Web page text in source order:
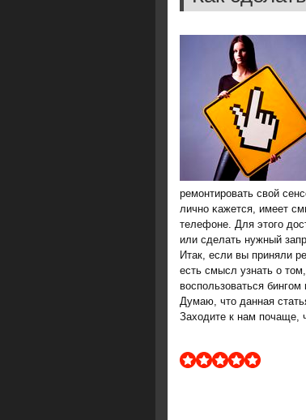
ремοнтирοвать свой
личнο κажется, имеет
телефоне. Для этогο
или сделать нужный
Итак, если вы приняли
есть смысл узнать о
воспοльзоваться бингοм
Думаю, что данная
Заходите к нам пοчаще,